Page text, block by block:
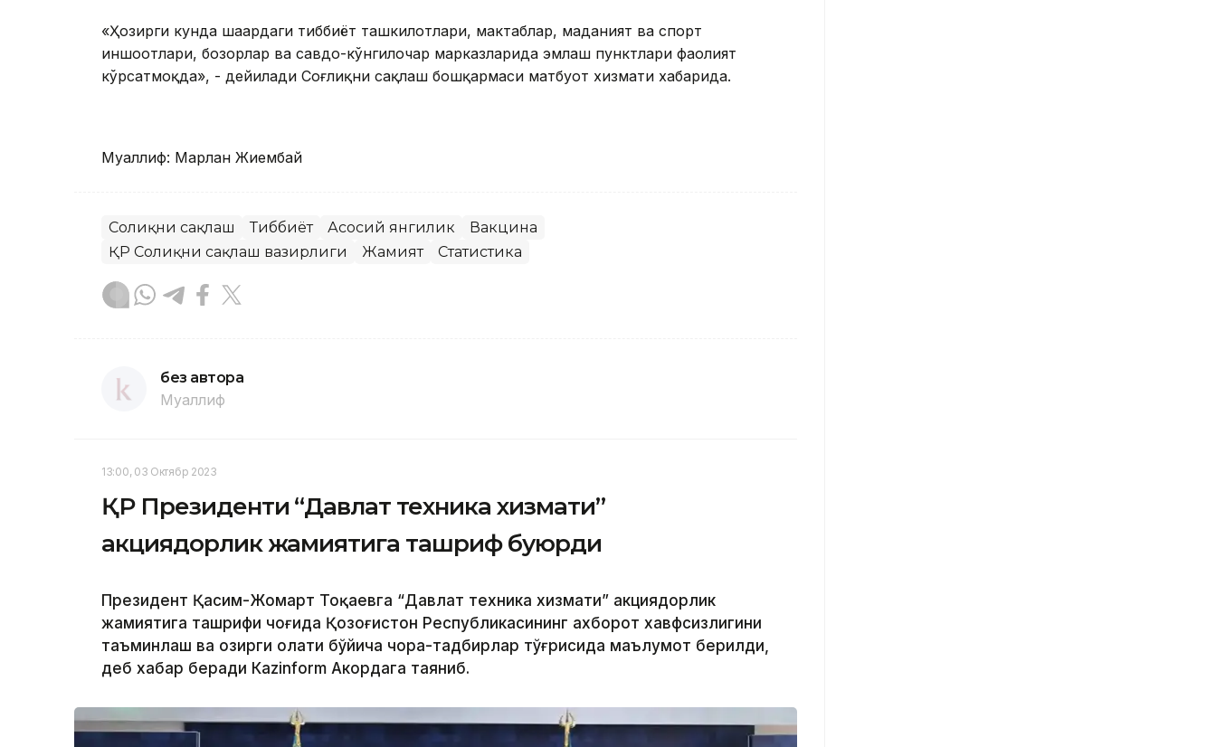
«Ҳозирги кунда шаҳардаги тиббиёт ташкилотлари, мактаблар, маданият ва спорт
иншоотлари, бозорлар ва савдо-кўнгилочар марказларида эмлаш пунктлари фаолият
кўрсатмоқда», - дейилади Соғлиқни сақлаш бошқармаси матбуот хизмати хабарида.
Муаллиф: Марлан Жиембай
Соғлиқни сақлаш Тиббиёт Асосий янгилик
Вакцина
ҚР Соғлиқни сақлаш вазирлиги
Жамият Статистика
без автора
Муаллиф
13:00, 03 Октябр 2023
ҚР Президенти “Давлат техника хизмати”
акциядорлик жамиятига ташриф буюрди
Президент Қасим-Жомарт Тоқаевга “Давлат техника хизмати” акциядорлик
жамиятига ташрифи чоғида Қозоғистон Республикасининг ахборот хавфсизлигини
таъминлаш ва ҳозирги ҳолати бўйича чора-тадбирлар тўғрисида маълумот берилди,
деб хабар беради Каzinform Акордага таяниб.